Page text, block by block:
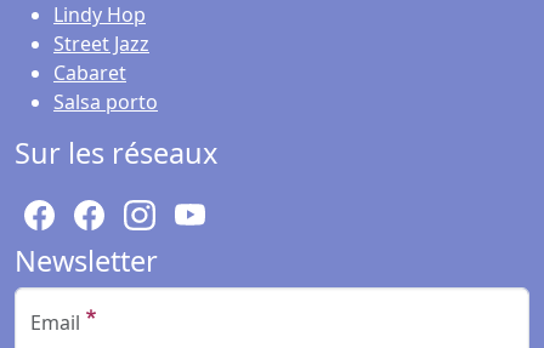
Lindy Hop
Street Jazz
Cabaret
Salsa porto
Sur les réseaux
Newsletter
Email